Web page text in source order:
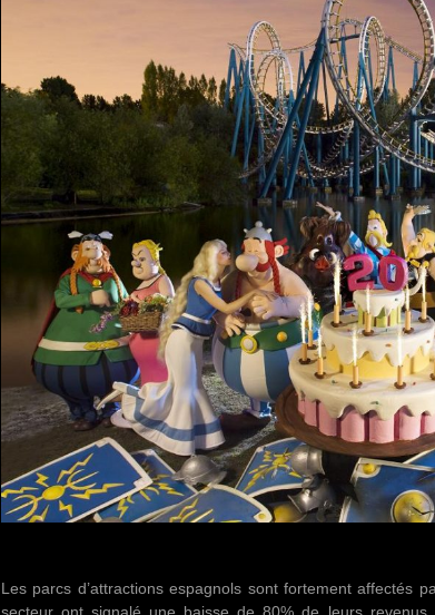
Les parcs d’attractions espagnols sont fortement affectés